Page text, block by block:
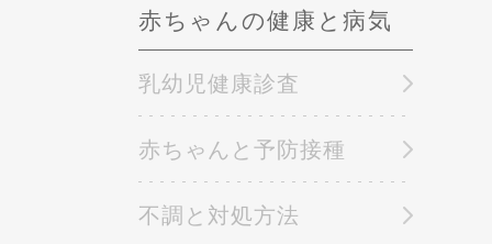
赤ちゃんの健康と病気
乳幼児健康診査
赤ちゃんと予防接種
不調と対処方法